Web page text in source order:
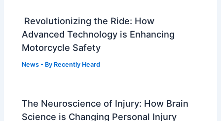
Revolutionizing the Ride: How
Advanced Technology is Enhancing
Motorcycle Safety
News - By Recently Heard
The Neuroscience of Injury: How Brain
Science is Changing Personal Injury